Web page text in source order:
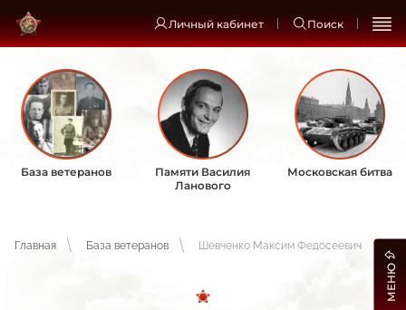
Личный кабинет Поиск
База ветеранов
Памяти Василия
Ланового
Московская битва
Главная База ветеранов Шевченко Максим Федосеевич
МЕНЮ